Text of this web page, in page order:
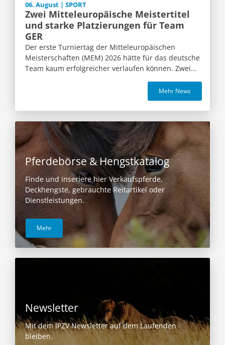
06. August | SPORT
Zwei Mitteleuropäische Meistertitel
und starke Platzierungen für Team
GER
Der erste Turniertag der Mitteleuropäischen
Meisterschaften (MEM) 2026 hätte für das deutsche
Team kaum erfolgreicher verlaufen können. Zwei...
Mehr News
Pferdebörse & Hengstkatalog
Finde und inseriere hier Verkaufspferde,
Deckhengste, gebrauchte Reitartikel oder
Dienstleistungen.
Mehr
Newsletter
Mit dem IPZV Newsletter auf dem Laufenden
bleiben.